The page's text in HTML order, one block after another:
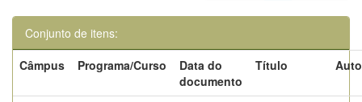
Conjunto de itens:
Câmpus
Programa/Curso
Data do
documento
Título